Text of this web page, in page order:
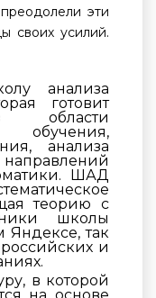
эти
своих усилий.
анализа
готовит
области
анализа
ШАД
теорию с
школы
Яндексе, так
и
в которой